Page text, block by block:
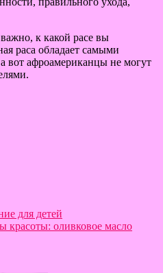
к какой расе вы
раса обладает самыми
вот афроамериканцы не могут
для детей
красоты: оливковое масло